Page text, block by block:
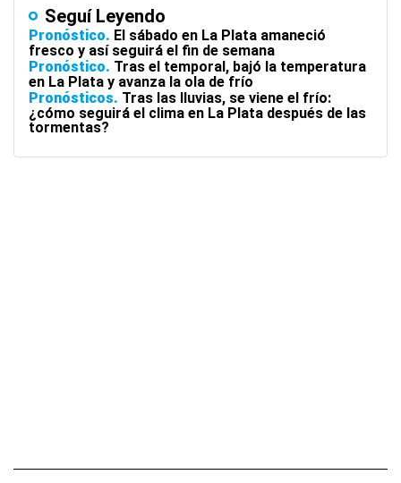
Seguí Leyendo
Pronóstico El sábado en La Plata amaneció
fresco y así seguirá el fin de semana
Pronóstico Tras el temporal, bajó la temperatura
en La Plata y avanza la ola de frío
Pronósticos Tras las lluvias, se viene el frío:
¿cómo seguirá el clima en La Plata después de las
tormentas?